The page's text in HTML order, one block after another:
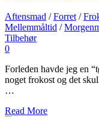
Aftensmad /Forret /
Mellemmåltid /
Tilbehør
0
Forleden havde jeg en
noget frokost og det
…
Read More